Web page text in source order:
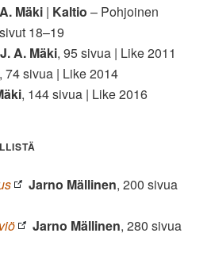
Mäki | Kaltio – Pohjoinen
18–19
J. A. Mäki, 95 sivua | Like 2011
, 74 sivua | Like 2014
, 144 sivua | Like 2016
Jarno Mällinen, 200 sivua
Jarno Mällinen, 280 sivua